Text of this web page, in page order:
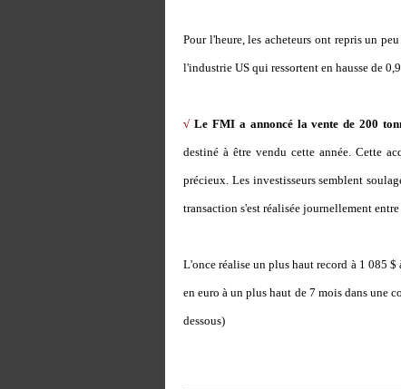
Pour l'heure, les acheteurs ont repris un
l'industrie US qui ressortent en hausse de
√ Le FMI a annoncé la vente de 200
destiné à être vendu cette année. Cette
précieux. Les investisseurs semblent
transaction s'est réalisée journellement
L'once réalise un plus haut record à 1 085
en euro à un plus haut de 7 mois dans une
dessous)